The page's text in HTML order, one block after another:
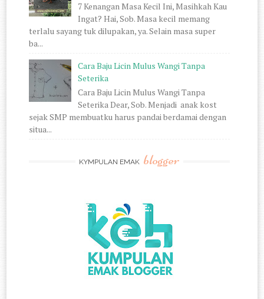
7 Kenangan Masa Kecil Ini, Masihkah Kau
Ingat? Hai, Sob. Masa kecil memang
terlalu sayang tuk dilupakan, ya. Selain masa super
ba...
Cara Baju Licin Mulus Wangi Tanpa
Seterika
Cara Baju Licin Mulus Wangi Tanpa
Seterika Dear, Sob. Menjadi anak kost
sejak SMP membuatku harus pandai berdamai dengan
situa...
KYMPULAN EMAK blogger